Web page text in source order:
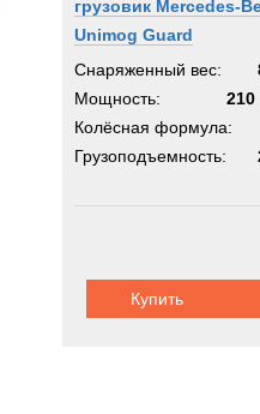
грузовик Mercedes-
Unimog Guard
Снаряженный вес:
Мощность:
210
Колёсная формула:
Грузоподъемность:
Купить